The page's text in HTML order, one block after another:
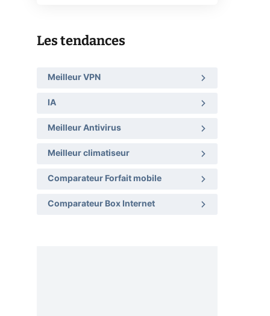
Les tendances
Meilleur VPN
IA
Meilleur Antivirus
Meilleur climatiseur
Comparateur Forfait mobile
Comparateur Box Internet